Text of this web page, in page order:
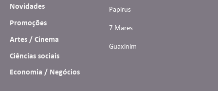
Novidades
Promoções
Artes / Cinema
Ciências sociais
Economia / Negócios
Papirus
7 Mares
Guaxinim